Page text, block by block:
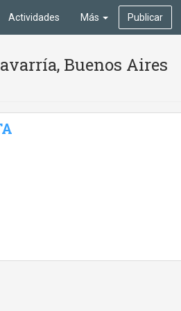
Actividades Más Publicar
Buenos Aires